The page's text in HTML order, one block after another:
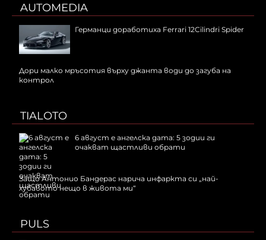
AUTOMEDIA
Германци доработиха Ferrari 12Cilindri Spider
Дори малко мръсотия върху джанта води до загуба на
контрол
TIALOTO
6 август е ангелска дата: 5 зодии ги
очакват щастливи обрати
Защо Антонио Бандерас нарича инфаркта си „най-
хубавото нещо в живота ми“
PULS